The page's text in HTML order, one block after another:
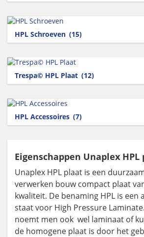
HPL Schroeven (15)
Trespa© HPL Plaat (12)
HPL Accessoires (7)
Eigenschappen Unaplex
Unaplex HPL plaat is een
verwerken bouw compact plaat
kwaliteit. De benaming HPL is een
staat voor High Pressure
noemt men ook wel laminaat of
de homogene plaat is door het